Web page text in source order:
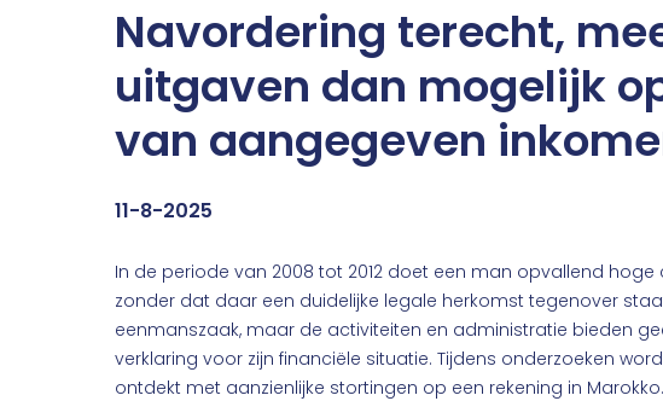
Navordering terecht,
uitgaven dan mogelijk
van aangegeven
11-8-2025
In de periode van 2008 tot 2012 doet een man opvallend
zonder dat daar een duidelijke legale herkomst tegenover
eenmanszaak, maar de activiteiten en administratie bieden
verklaring voor zijn financiële situatie. Tijdens onderzoeken
ontdekt met aanzienlijke stortingen op een rekening in